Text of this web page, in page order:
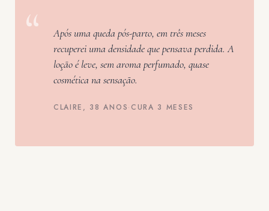
“
Após uma queda pós-parto, em três meses
recuperei uma densidade que pensava perdida. A
loção é leve, sem aroma perfumado, quase
cosmética na sensação.
CLAIRE, 38 ANOS·CURA 3 MESES